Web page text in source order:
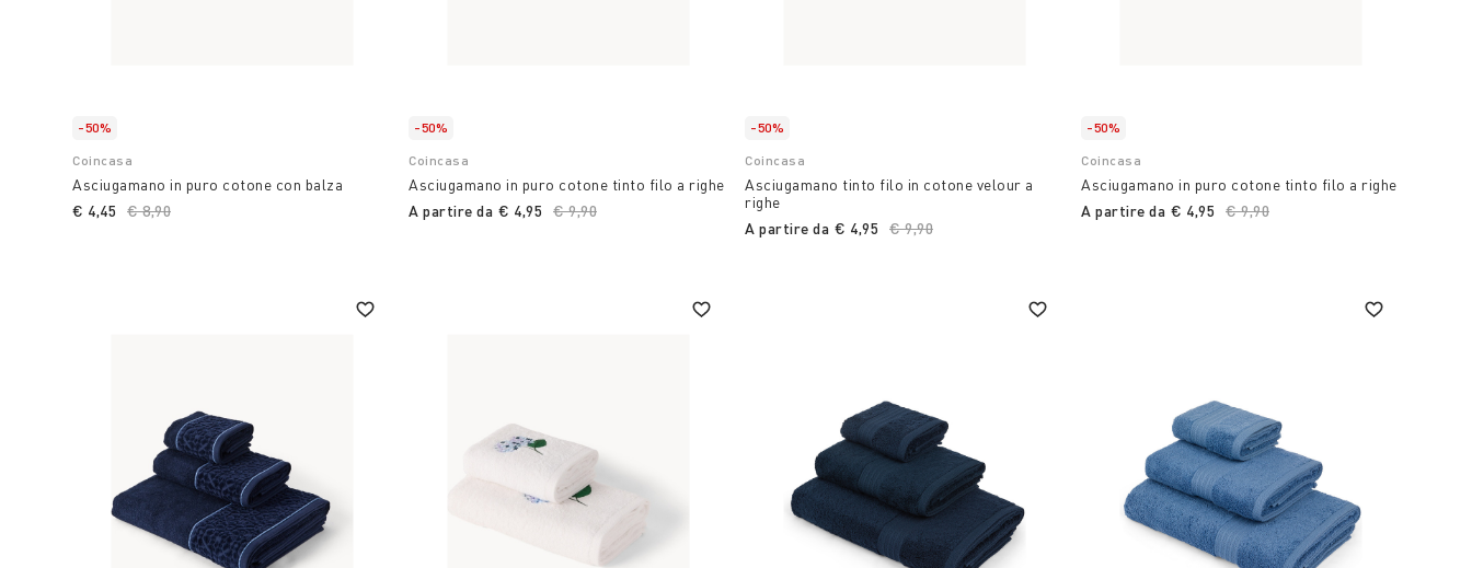
-50%
Coincasa
Asciugamano in puro cotone con balza
Price reduced from
€ 8,90
€ 4,45
-50%
Coincasa
Asciugamano in puro cotone tinto filo a righe
A partire da
Price reduced from
€ 9,90
€ 4,95
-50%
Coincasa
Asciugamano tinto filo in cotone velour a
righe
A partire da
Price reduced from
€ 9,90
€ 4,95
-50%
Coincasa
Asciugamano in puro cotone tinto filo a righe
A partire da
Price reduced from
€ 9,90
€ 4,95